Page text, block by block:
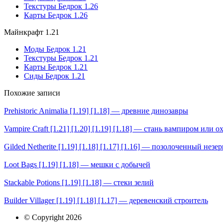
Текстуры Бедрок 1.26
Карты Бедрок 1.26
Майнкрафт 1.21
Моды Бедрок 1.21
Текстуры Бедрок 1.21
Карты Бедрок 1.21
Сиды Бедрок 1.21
Похожие записи
Prehistoric Animalia [1.19] [1.18] — древние динозавры
Vampire Craft [1.21] [1.20] [1.19] [1.18] — стань вампиром или
Gilded Netherite [1.19] [1.18] [1.17] [1.16] — позолоченный
Loot Bags [1.19] [1.18] — мешки с добычей
Stackable Potions [1.19] [1.18] — стеки зелий
Builder Villager [1.19] [1.18] [1.17] — деревенский строитель
© Copyright 2026